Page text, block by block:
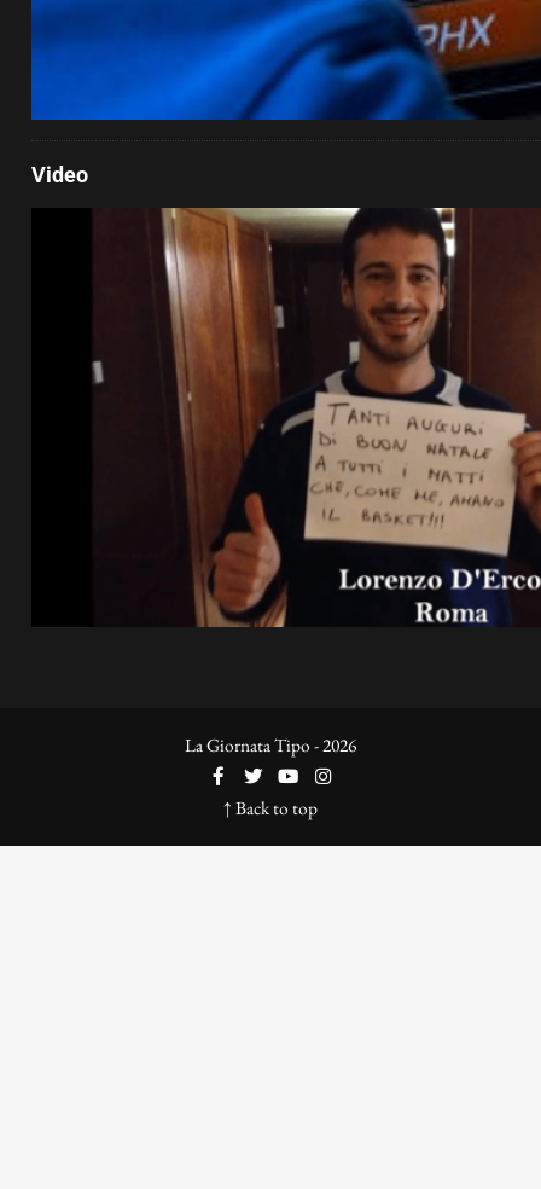
Video
La Giornata Tipo - 2026
↑ Back to top